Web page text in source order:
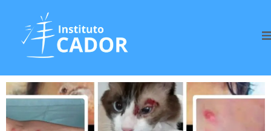
Tag:Esporotricose
Esporotricose e gestação